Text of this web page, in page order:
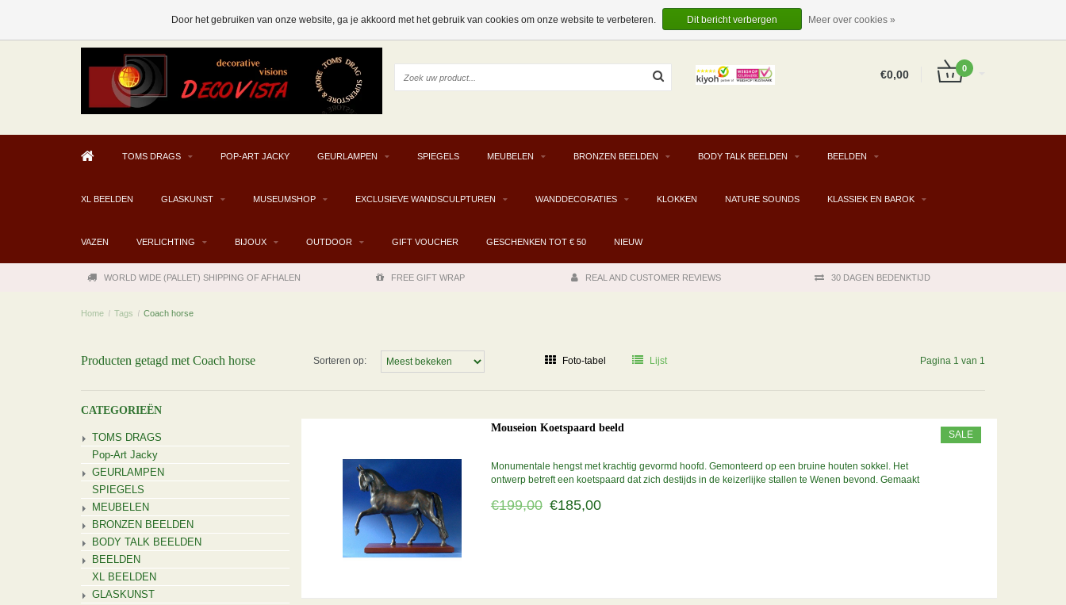
INLOGGEN
EUR
€0,00 0
TOMS DRAGS POP-ART JACKY GEURLAMPEN SPIEGELS MEUBELEN BRONZEN BEELDEN BODY TALK BEELDEN BEELDEN
XL BEELDEN GLASKUNST MUSEUMSHOP EXCLUSIEVE WANDSCULPTUREN WANDDECORATIES KLOKKEN NATURE SOUNDS KLASSIEK EN BAROK
VAZEN VERLICHTING BIJOUX OUTDOOR GIFT VOUCHER GESCHENKEN TOT € 50 NIEUW
WORLD WIDE (PALLET) SHIPPING OF AFHALEN FREE GIFT WRAP REAL AND CUSTOMER REVIEWS 30 DAGEN BEDENKTIJD
Home / Tags / Coach horse
Producten getagd met Coach horse Sorteren op: Foto-tabel Lijst Pagina 1 van 1
CATEGORIEËN
TOMS DRAGS
Pop-Art Jacky
GEURLAMPEN
SPIEGELS
MEUBELEN
BRONZEN BEELDEN
BODY TALK BEELDEN
BEELDEN
XL BEELDEN
GLASKUNST
SALE
Mouseion Koetspaard beeld
Monumentale hengst met krachtig gevormd hoofd. Gemonteerd op een bruine houten sokkel. Het
ontwerp betreft een koetspaard dat zich destijds in de keizerlijke stallen te Wenen bevond. Gemaakt
€199,00 €185,00
Door het gebruiken van onze website, ga je akkoord met het gebruik van cookies om onze website te verbeteren. Dit bericht verbergen Meer over cookies »